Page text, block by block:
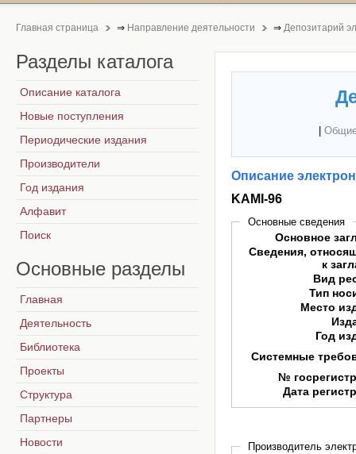
Главная страница ⇒ Направление деятельности ⇒ Депозитарий
Описание
KAMI-96
Основные сведения
Основное
Сведения,
к
Вид
Тип
Место
Год
Системные
№
Дата
Производитель
Разделы каталога
Описание каталога
Новые поступления
Периодические издания
Производители
Год издания
Алфавит
Поиск
Основные разделы
Главная
Деятельность
Библиотека
Проекты
Структура
Партнеры
Новости